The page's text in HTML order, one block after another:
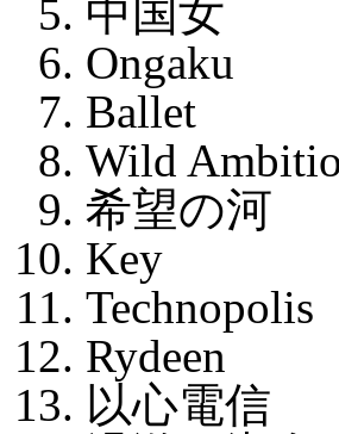
中国女
Ongaku
Ballet
Wild
希望の河
Key
Technopolis
Rydeen
以心電信